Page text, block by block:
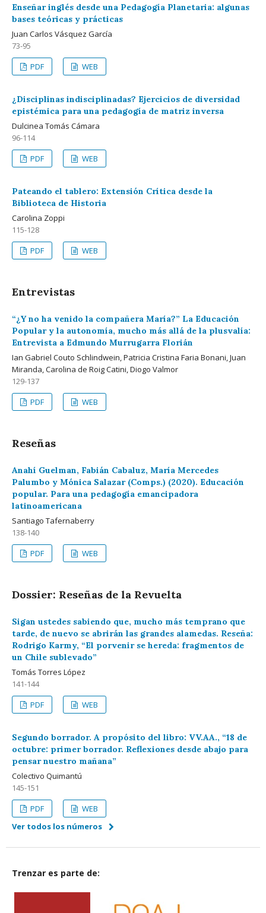
Enseñar inglés desde una Pedagogía Planetaria: algunas
bases teóricas y prácticas
Juan Carlos Vásquez García
73-95
PDF
WEB
¿Disciplinas indisciplinadas? Ejercicios de diversidad
epistémica para una pedagogía de matriz inversa
Dulcinea Tomás Cámara
96-114
PDF
WEB
Pateando el tablero: Extensión Crítica desde la
Biblioteca de Historia
Carolina Zoppi
115-128
PDF
WEB
Entrevistas
“¿Y no ha venido la compañera María?” La Educación
Popular y la autonomía, mucho más allá de la plusvalía:
Entrevista a Edmundo Murrugarra Florián
Ian Gabriel Couto Schlindwein, Patricia Cristina Faria Bonani, Juan
Miranda, Carolina de Roig Catini, Diogo Valmor
129-137
PDF
WEB
Reseñas
Anahí Guelman, Fabián Cabaluz, María Mercedes
Palumbo y Mónica Salazar (Comps.) (2020). Educación
popular. Para una pedagogía emancipadora
latinoamericana
Santiago Tafernaberry
138-140
PDF
WEB
Dossier: Reseñas de la Revuelta
Sigan ustedes sabiendo que, mucho más temprano que
tarde, de nuevo se abrirán las grandes alamedas. Reseña:
Rodrigo Karmy, “El porvenir se hereda: fragmentos de
un Chile sublevado”
Tomás Torres López
141-144
PDF
WEB
Segundo borrador. A propósito del libro: VV.AA., “18 de
octubre: primer borrador. Reflexiones desde abajo para
pensar nuestro mañana”
Colectivo Quimantú
145-151
PDF
WEB
Ver todos los números
Trenzar es parte de: